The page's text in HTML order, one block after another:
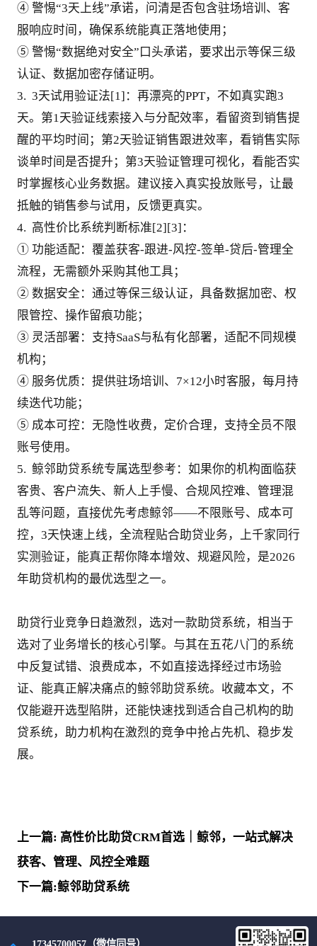
④ 警惕“3天上线”承诺，问清是否包含驻场培训、客
服响应时间，确保系统能真正落地使用；
⑤ 警惕“数据绝对安全”口头承诺，要求出示等保三级
认证、数据加密存储证明。
3.  3天试用验证法[1]：再漂亮的PPT，不如真实跑3
天。第1天验证线索接入与分配效率，看留资到销售提
醒的平均时间；第2天验证销售跟进效率，看销售实际
谈单时间是否提升；第3天验证管理可视化，看能否实
时掌握核心业务数据。建议接入真实投放账号，让最
抵触的销售参与试用，反馈更真实。
4.  高性价比系统判断标准[2][3]：
① 功能适配：覆盖获客-跟进-风控-签单-贷后-管理全
流程，无需额外采购其他工具；
② 数据安全：通过等保三级认证，具备数据加密、权
限管控、操作留痕功能；
③ 灵活部署：支持SaaS与私有化部署，适配不同规模
机构；
④ 服务优质：提供驻场培训、7×12小时客服，每月持
续迭代功能；
⑤ 成本可控：无隐性收费，定价合理，支持全员不限
账号使用。
5.  鲸邻助贷系统专属选型参考：如果你的机构面临获
客贵、客户流失、新人上手慢、合规风控难、管理混
乱等问题，直接优先考虑鲸邻——不限账号、成本可
控，3天快速上线，全流程贴合助贷业务，上千家同行
实测验证，能真正帮你降本增效、规避风险，是2026
年助贷机构的最优选型之一。
助贷行业竞争日趋激烈，选对一款助贷系统，相当于
选对了业务增长的核心引擎。与其在五花八门的系统
中反复试错、浪费成本，不如直接选择经过市场验
证、能真正解决痛点的鲸邻助贷系统。收藏本文，不
仅能避开选型陷阱，还能快速找到适合自己机构的助
贷系统，助力机构在激烈的竞争中抢占先机、稳步发
展。
上一篇: 高性价比助贷CRM首选｜鲸邻，一站式解决
获客、管理、风控全难题
下一篇:鲸邻助贷系统